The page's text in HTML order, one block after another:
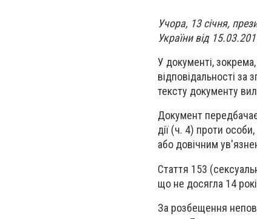
Учора, 13 січня,
України від
У документі,
відповідальності за
тексту документу
Документ
дії (ч. 4) проти
або довічним
Стаття 153
що не досягла 14
За розбещення